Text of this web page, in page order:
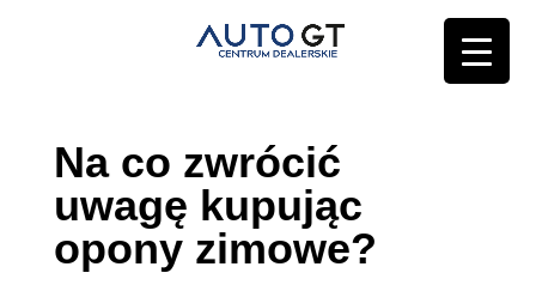
Na co zwrócić
uwagę kupując
opony zimowe?